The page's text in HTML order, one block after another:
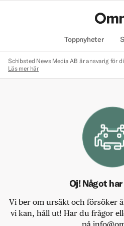
Toppnyheter
Schibsted News Media AB är ansvarig för
Läs mer här
Oj! Något
Vi ber om ursäkt och försöker
vi kan, håll ut! Har du frågor